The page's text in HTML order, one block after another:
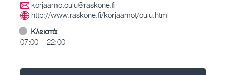
korjaamo.oulu@raskone.fi
http://www.raskone.fi/korjaamot/oulu.html
Κλειστά
07:00 – 22:00